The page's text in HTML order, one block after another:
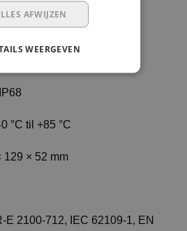
%.
IP68
°C til +85 °C
129 × 52 mm
E 2100-712, IEC 62109-1, EN
AFWIJZEN
WEERGEVEN